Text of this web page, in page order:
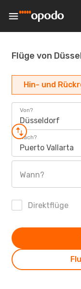
Flüge von
Hin- und
Von?
Düsseldorf
Nach?
Puerto Vallarta
Wann?
Direktflüge